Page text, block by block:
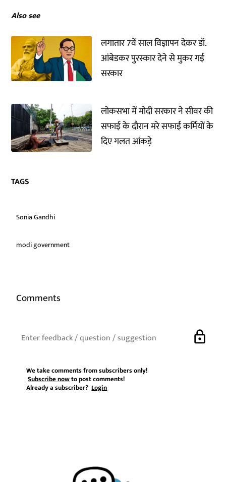
Also see
लगातार 7वें साल विज्ञापन देकर डॉ.
आंबेडकर पुरस्कार देने से मुकर गई
सरकार
लोकसभा में मोदी सरकार ने सीवर की
सफाई के दौरान मरे सफाई कर्मियों के
दिए गलत आंकड़े
TAGS
Sonia Gandhi
modi government
Comments
lock
We take comments from subscribers only!
Subscribe nowto post comments!
Already a subscriber?Login